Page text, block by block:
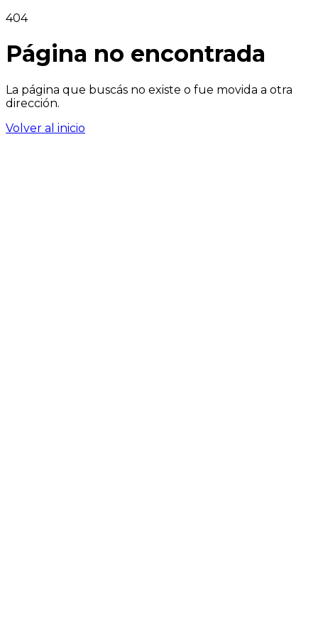
404
Página no encontrada
La página que buscás no existe o fue movida a otra
dirección.
Volver al inicio